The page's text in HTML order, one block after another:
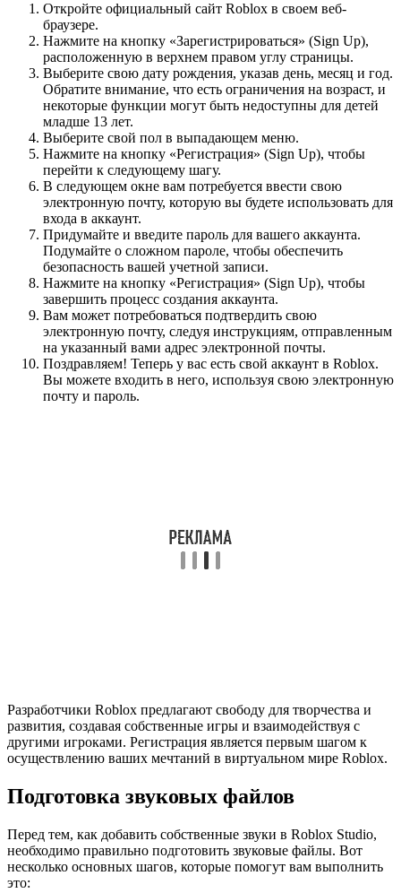
Откройте официальный сайт Roblox в своем веб-
браузере.
Нажмите на кнопку «Зарегистрироваться» (Sign Up),
расположенную в верхнем правом углу страницы.
Выберите свою дату рождения, указав день, месяц и год.
Обратите внимание, что есть ограничения на возраст, и
некоторые функции могут быть недоступны для детей
младше 13 лет.
Выберите свой пол в выпадающем меню.
Нажмите на кнопку «Регистрация» (Sign Up), чтобы
перейти к следующему шагу.
В следующем окне вам потребуется ввести свою
электронную почту, которую вы будете использовать для
входа в аккаунт.
Придумайте и введите пароль для вашего аккаунта.
Подумайте о сложном пароле, чтобы обеспечить
безопасность вашей учетной записи.
Нажмите на кнопку «Регистрация» (Sign Up), чтобы
завершить процесс создания аккаунта.
Вам может потребоваться подтвердить свою
электронную почту, следуя инструкциям, отправленным
на указанный вами адрес электронной почты.
Поздравляем! Теперь у вас есть свой аккаунт в Roblox.
Вы можете входить в него, используя свою электронную
почту и пароль.
Разработчики Roblox предлагают свободу для творчества и
развития, создавая собственные игры и взаимодействуя с
другими игроками. Регистрация является первым шагом к
осуществлению ваших мечтаний в виртуальном мире Roblox.
Подготовка звуковых файлов
Перед тем, как добавить собственные звуки в Roblox Studio,
необходимо правильно подготовить звуковые файлы. Вот
несколько основных шагов, которые помогут вам выполнить
это: